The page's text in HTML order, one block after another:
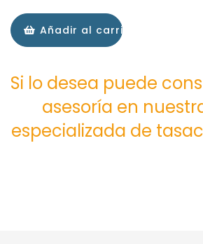
Añadir al carrito
Si lo desea puede
asesoría en
especializada de